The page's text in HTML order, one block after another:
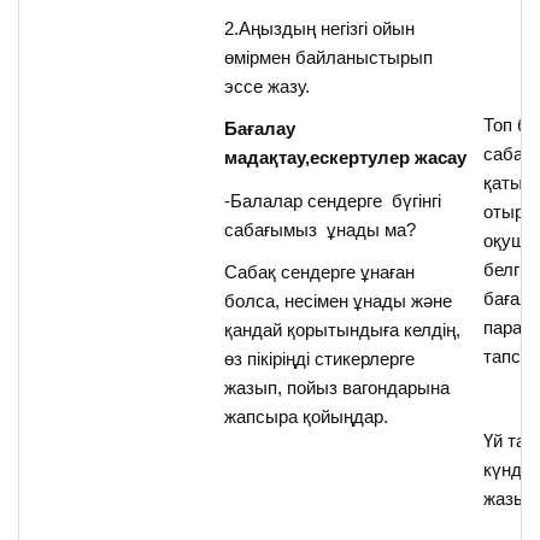
2.Аңыздың негізгі ойын
өмірмен байланыстырып
эссе жазу.
Бағалау
мадақтау,ескертулер жасау
-Балалар сендерге бүгінгі
сабағымыз ұнады ма?
Сабақ сендерге ұнаған
болса, несімен ұнады және
қандай қорытындыға келдің,
өз пікіріңді стикерлерге
жазып, пойыз вагондарына
жапсыра қойыңдар.
Топ
Үй